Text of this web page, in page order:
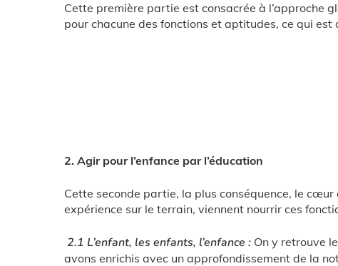
Cette première partie est consacrée à l’approche
pour chacune des fonctions et aptitudes, ce qui
2. Agir pour l’enfance par l’éducation
Cette seconde partie, la plus conséquence, le
expérience sur le terrain, viennent nourrir ces
2.1 L’enfant, les enfants, l’enfance : On y retrouve
avons enrichis avec un approfondissement de la